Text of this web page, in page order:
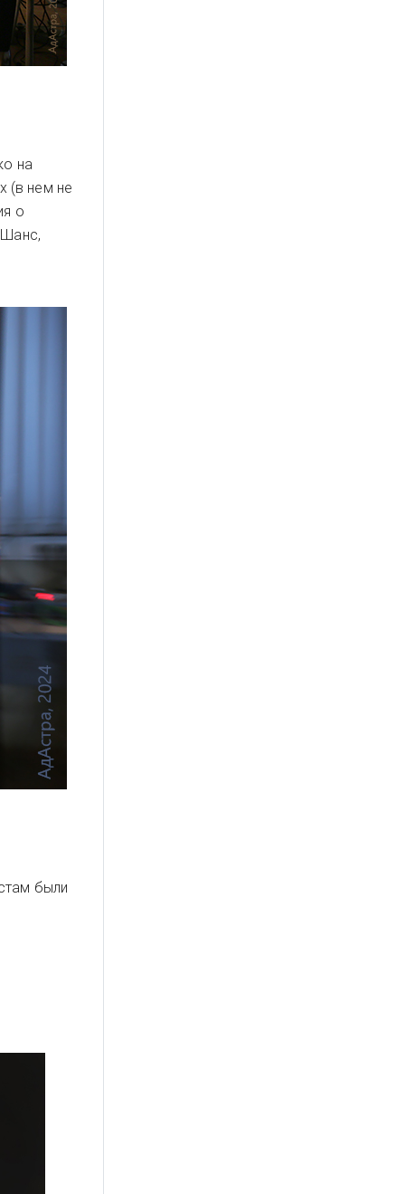
на
(в нем не
о
были